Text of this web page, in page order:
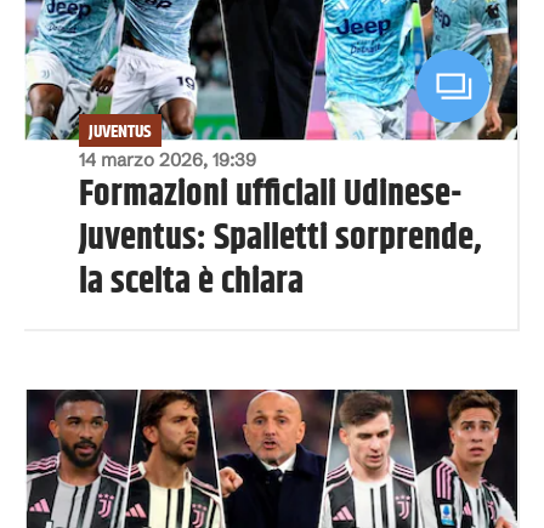
14 marzo 2026, 19:39
JUVENTUS
Formazioni ufficiali Udinese-
Juventus: Spalletti sorprende,
la scelta è chiara